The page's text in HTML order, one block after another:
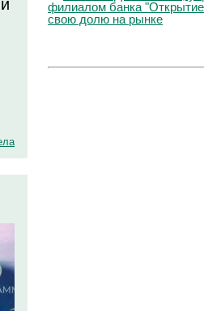
филиалом банка
свою долю на рынке